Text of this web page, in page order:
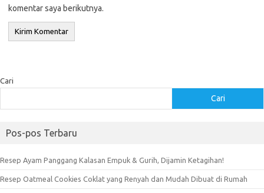
komentar saya berikutnya.
Cari
Cari
Pos-pos Terbaru
Resep Ayam Panggang Kalasan Empuk & Gurih, Dijamin Ketagihan!
Resep Oatmeal Cookies Coklat yang Renyah dan Mudah Dibuat di Rumah